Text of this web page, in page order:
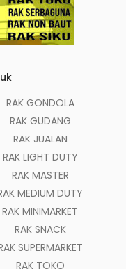
RAK GONDOLA
RAK GUDANG
RAK JUALAN
RAK LIGHT DUTY
RAK MASTER
MEDIUM DUTY
RAK MINIMARKET
RAK SNACK
SUPERMARKET
RAK TOKO